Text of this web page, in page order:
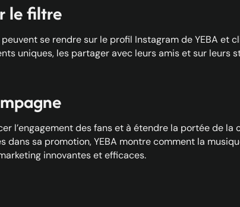
le filtre
se rendre sur le profil Instagram de YEBA et
uniques, les partager avec leurs amis et sur leurs
l’engagement des fans et à étendre la portée de la
dans sa promotion, YEBA montre comment la
innovantes et efficaces.